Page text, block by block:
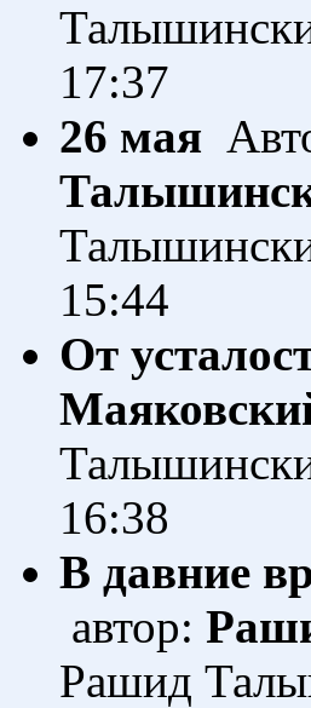
17:37
26 мая
15:44
От
16:38
В давние
автор:
Рашид